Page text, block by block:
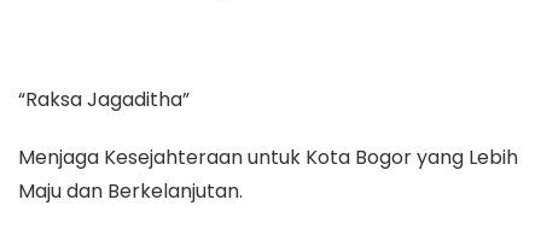
“Raksa Jagaditha”
Menjaga Kesejahteraan untuk Kota Bogor yang Lebih
Maju dan Berkelanjutan.